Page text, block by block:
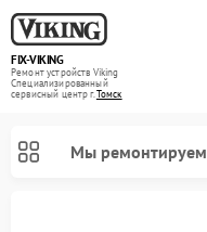
FIX-VIKING
Ремонт устройств Viking
Специализированный
cервисный центр г.Томск
Мы ремонтируем